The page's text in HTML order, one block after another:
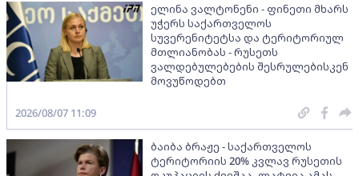
ელინა ვალტონენი - ფინეთი მხარს
უჭერს საქართველოს
სუვერენიტეტსა და ტერიტორიულ
მთლიანობას - რუსეთს
ვალდებულებების შესრულებისკენ
მოვუწოდებთ
2026/08/07 11:09
ბაიბა ბრაჟე - საქართველოს
ტერიტორიის 20% კვლავ რუსეთის